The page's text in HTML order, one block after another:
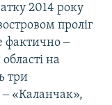
2014 року
проліг
фактично ‒
на
три
‒ «Каланчак»,